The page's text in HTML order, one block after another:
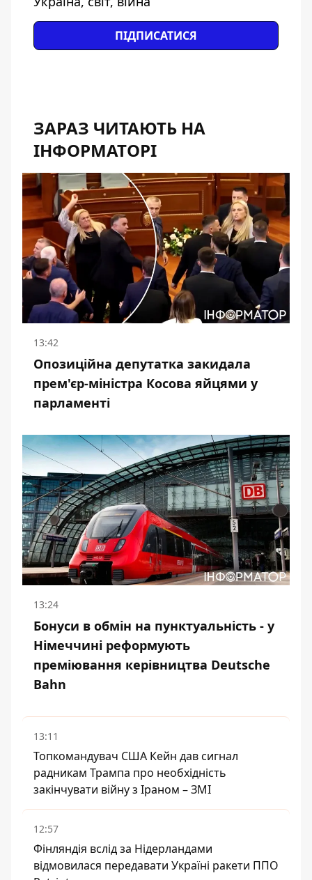
ПІДПИСАТИСЯ
ЗАРАЗ ЧИТАЮТЬ НА
ІНФОРМАТОРІ
13:42
Опозиційна депутатка закидала
прем'єр-міністра Косова яйцями у
парламенті
13:24
Бонуси в обмін на пунктуальність - у
Німеччині реформують
преміювання керівництва Deutsche
Bahn
13:11
Топкомандувач США Кейн дав сигнал
радникам Трампа про необхідність
закінчувати війну з Іраном – ЗМІ
12:57
Фінляндія вслід за Нідерландами
відмовилася передавати Україні ракети ППО